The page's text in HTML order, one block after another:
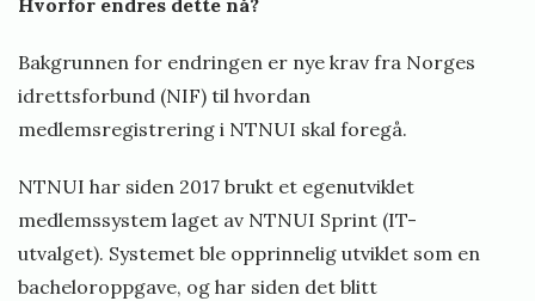
Hvorfor endres dette nå?
Bakgrunnen for endringen er nye krav fra Norges
idrettsforbund (NIF) til hvordan
medlemsregistrering i NTNUI skal foregå.
NTNUI har siden 2017 brukt et egenutviklet
medlemssystem laget av NTNUI Sprint (IT-
utvalget). Systemet ble opprinnelig utviklet som en
bacheloroppgave, og har siden det blitt